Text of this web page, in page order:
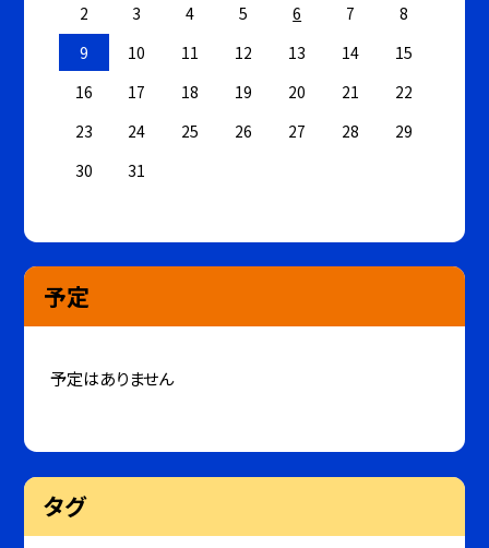
2
3 4 5 6 7
8
9
10 11 12 13 14
15
16
17 18 19 20 21
22
23
24 25 26 27 28
29
30
31
予定
予定はありません
タグ